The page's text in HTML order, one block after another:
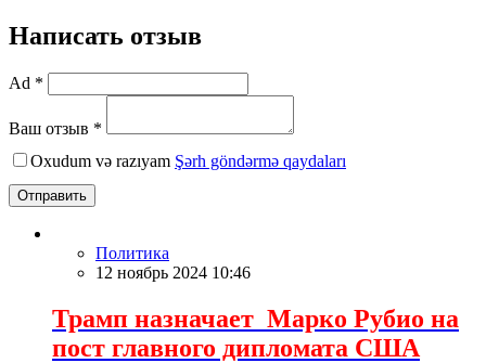
Написать отзыв
Ad *
Ваш отзыв *
Oxudum və razıyam Şərh göndərmə qaydaları
Отправить
Политика
12 ноябрь 2024 10:46
Трамп назначает Марко Рубио на
пост главного дипломата США